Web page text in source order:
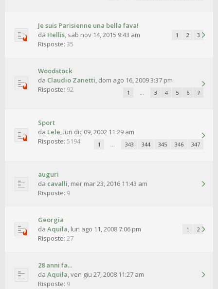
Je suis Parisienne una bella fava!
da Hellis, sab nov 14, 2015 9:43 am 1 2 3
Risposte: 35
Woodstock
da Claudio Zanetti, dom ago 16, 2009 3:37 pm
1 … 3 4 5 6 7
Risposte: 92
Sport
da Lele, lun dic 09, 2002 11:29 am
1 … 343 344 345 346 347
Risposte: 5194
auguri
da cavalli, mer mar 23, 2016 11:43 am
Risposte: 9
Georgia
da Aquila, lun ago 11, 2008 7:06 pm 1 2
Risposte: 27
28 anni fa...
da Aquila,ven giu 27, 2008 11:27 am
Risposte: 9